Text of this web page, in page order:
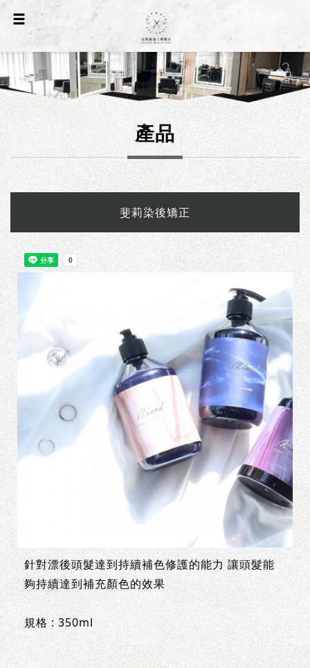
產品
斐莉染後矯正
針對漂後頭髮達到持續補色修護的能力 讓頭髮能
夠持續達到補充顏色的效果
規格 : 350ml